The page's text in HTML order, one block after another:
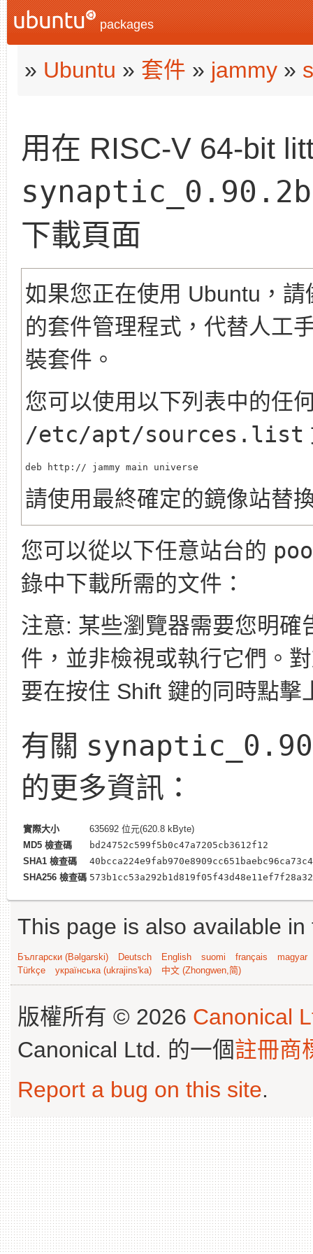
packages
» Ubuntu » 套件 » jammy »
用在 RISC-V 64-bit
下載頁面
如果您正在使用 Ubuntu，
的套件管理程式，代替人工
裝套件。
您可以使用以下列表中的任
/etc/apt/sources.list
deb http://
請使用最終確定的鏡像站替
您可以從以下任意站台的
錄中下載所需的文件：
注意: 某些瀏覽器需要您明
件，並非檢視或執行它們。
要在按住 Shift 鍵的同時點擊
有關
的更多資訊：
實際大小
635692 位元(620.8 kByte)
MD5 檢查碼
bd24752c599f5b0c47a7205cb3612f12
SHA1 檢查碼
40bcca224e9fab970e8909cc651baebc96ca73c4
SHA256 檢查碼
This page is also available
Български (Bəlgarski) Deutsch English suomi français
magyar
Türkçe
українська (ukrajins'ka) 中文 (Zhongwen,简)
版權所有 © 2026 Canonical
Canonical Ltd. 的一個註冊商
Report a bug on this site.